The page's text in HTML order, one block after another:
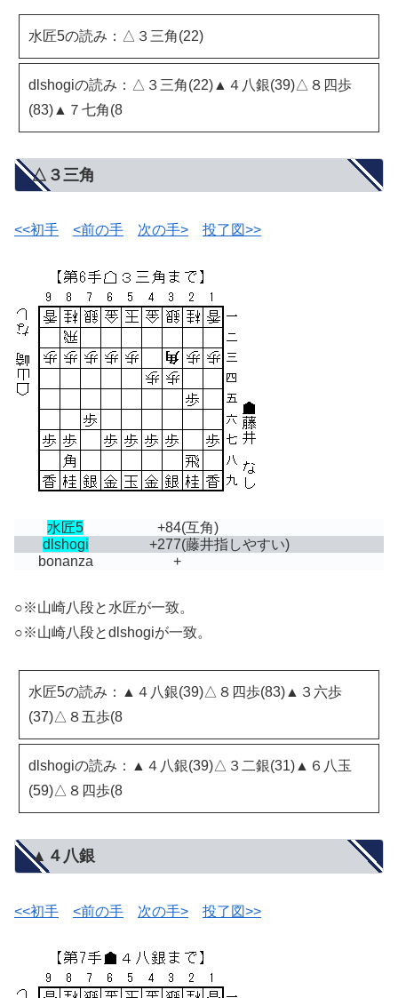
水匠5の読み：△３三角(22)
dlshogiの読み：△３三角(22)▲４八銀(39)△８四歩
(83)▲７七角(8
△３三角
<<初手 <前の手 次の手> 投了図>>
水匠5 +84(互角)
dlshogi
+277(藤井指しやすい)
bonanza
+
○※山崎八段と水匠が一致。
○※山崎八段とdlshogiが一致。
水匠5の読み：▲４八銀(39)△８四歩(83)▲３六歩
(37)△８五歩(8
dlshogiの読み：▲４八銀(39)△３二銀(31)▲６八玉
(59)△８四歩(8
▲４八銀
<<初手 <前の手 次の手> 投了図>>